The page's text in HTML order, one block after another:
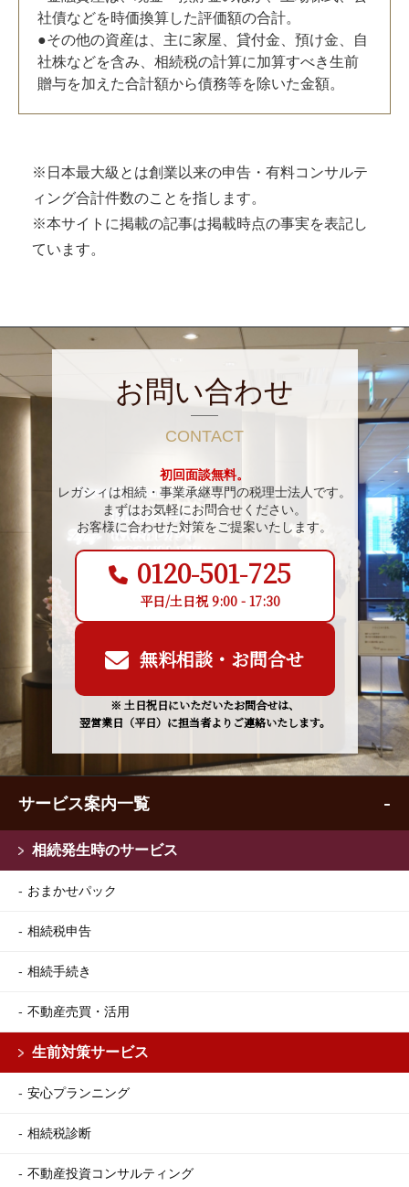
社債などを時価換算した評価額の合計。
●その他の資産は、主に家屋、貸付金、預け金、自
社株などを含み、相続税の計算に加算すべき生前
贈与を加えた合計額から債務等を除いた金額。
※日本最大級とは創業以来の申告・有料コンサルテ
ィング合計件数のことを指します。
※本サイトに掲載の記事は掲載時点の事実を表記し
ています。
お問い合わせ
CONTACT
初回面談無料。
レガシィは相続・事業承継専門の税理士法人です。
まずはお気軽にお問合せください。
お客様に合わせた対策をご提案いたします。
0120-501-725
平日/土日祝 9:00 - 17:30
無料相談・お問合せ
※ 土日祝日にいただいたお問合せは、
翌営業日（平日）に担当者よりご連絡いたします。
サービス案内一覧
相続発生時のサービス
おまかせパック
相続税申告
相続手続き
不動産売買・活用
生前対策サービス
安心プランニング
相続税診断
不動産投資コンサルティング